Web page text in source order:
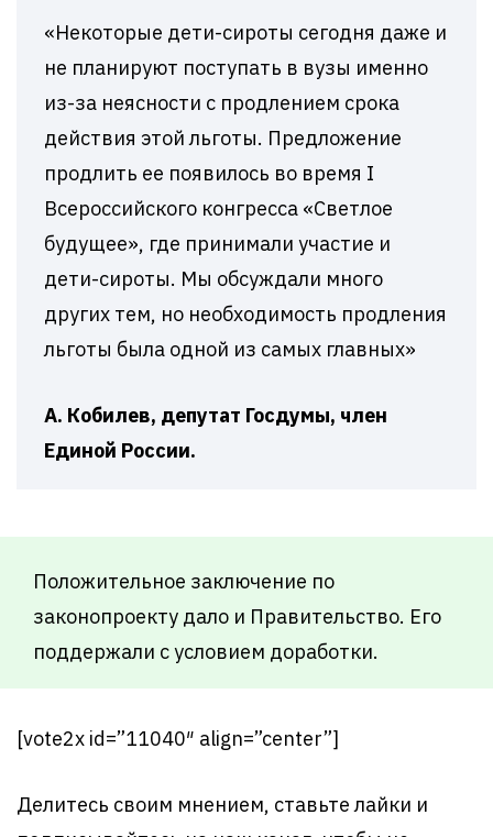
«Некоторые дети-сироты сегодня даже и
не планируют поступать в вузы именно
из-за неясности с продлением срока
действия этой льготы. Предложение
продлить ее появилось во время I
Всероссийского конгресса «Светлое
будущее», где принимали участие и
дети-сироты. Мы обсуждали много
других тем, но необходимость продления
льготы была одной из самых главных»
А. Кобилев, депутат Госдумы, член
Единой России.
Положительное заключение по
законопроекту дало и Правительство. Его
поддержали с условием доработки.
[vote2x id=”11040″ align=”center”]
Делитесь своим мнением, ставьте лайки и